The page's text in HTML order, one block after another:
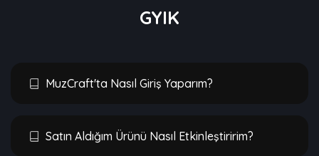
GYIK
MuzCraft'ta Nasıl Giriş Yaparım?
Satın Aldığım Ürünü Nasıl Etkinleştiririm?